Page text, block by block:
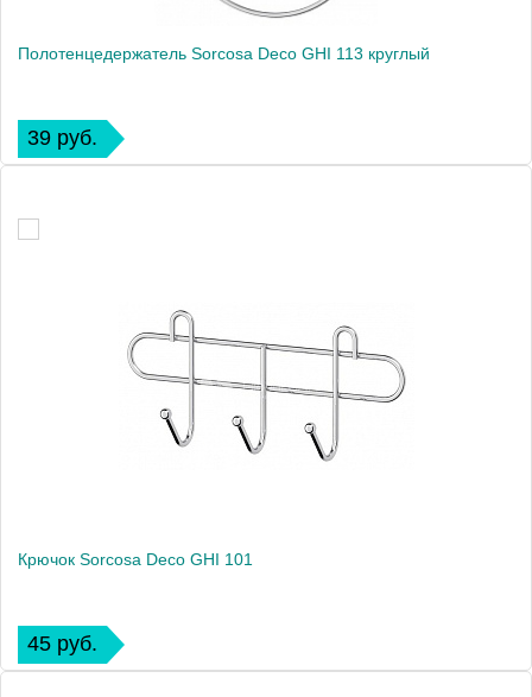
Полотенцедержатель Sorcosa Deco GHI 113 круглый
39 руб.
Крючок Sorcosa Deco GHI 101
45 руб.